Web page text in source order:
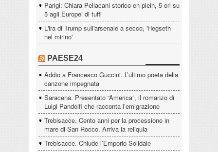
Parigi: Chiara Pellacani storico en plein, 5 ori su
5 agli Europei di tuffi
L'ira di Trump sull'arsenale a secco, 'Hegseth
nel mirino'
PAESE24
Addio a Francesco Guccini. L’ultimo poeta della
canzone impegnata
Saracena. Presentato “America”, il romanzo di
Luigi Pandolfi che racconta l’emigrazione
Trebisacce. Cento anni per la processione in
mare di San Rocco. Arriva la reliquia
Trebisacce. Chiude l’Emporio Solidale